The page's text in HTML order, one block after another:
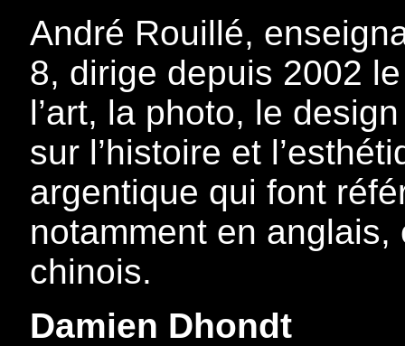
André Rouillé,
8, dirige depuis 2002
l’art, la photo, le
sur l’histoire et
argentique qui font
notamment en
chinois.
Damien Dhondt